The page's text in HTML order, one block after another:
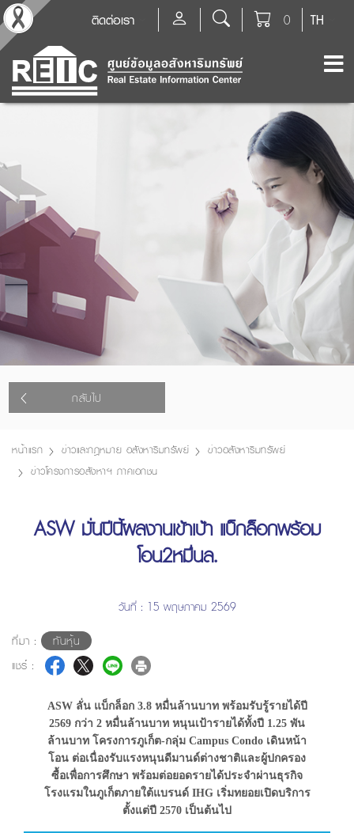
TH
0
ติดต่อเรา
กลับไป
หน้าแรก ข่าวและกฎหมาย อสังหาริมทรัพย์
ข่าวอสังหาริมทรัพย์
ข่าวโครงการอสังหาฯ ภาคเอกชน
ASW มั่นปีนี้ผลงานเข้าเป้า แบ็กล็อกพร้อม
โอน2หมื่นล.
วันที่ : 15 พฤษภาคม 2569
ที่มา :
ทันหุ้น
แชร์ :
ASW ลั่น แบ็กล็อก 3.8 หมื่นล้านบาท พร้อมรับรู้รายได้ปี
2569 กว่า 2 หมื่นล้านบาท หนุนเป้ารายได้ทั้งปี 1.25 พัน
ล้านบาท โครงการภูเก็ต-กลุ่ม Campus Condo เดินหน้า
โอน ต่อเนื่องรับแรงหนุนดีมานด์ต่างชาติและผู้ปกครอง
ซื้อเพื่อการศึกษา พร้อมต่อยอดรายได้ประจำผ่านธุรกิจ
โรงแรมในภูเก็ตภายใต้แบรนด์ IHG เริ่มทยอยเปิดบริการ
ตั้งแต่ปี 2570 เป็นต้นไป